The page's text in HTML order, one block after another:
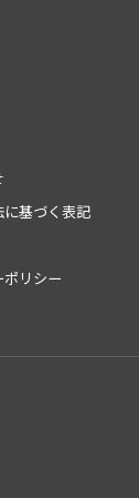
基づく表記
リシー